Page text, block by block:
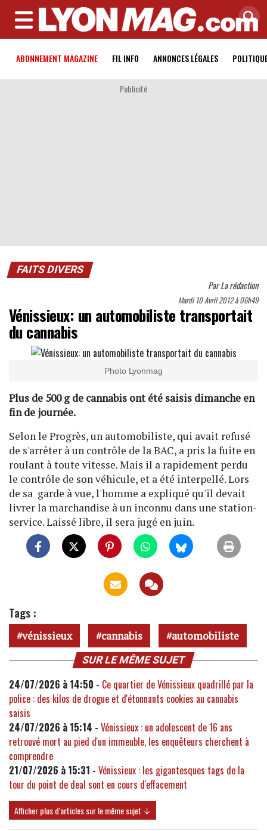
MENU
ABONNEMENT MAGAZINE FIL INFO ANNONCES LÉGALES
Publicité
FAITS DIVERS
ParLa rédaction
Mardi 10 Avril 2012 à 06h49
Vénissieux: un automobiliste transportait
du cannabis
Photo Lyonmag
Plus de 500 g de cannabis ont été saisis dimanche en
fin de journée.
Selon le Progrès, un automobiliste, qui avait refusé
de s'arrêter à un contrôle de la BAC, a pris la fuite en
roulant à toute vitesse. Mais il a rapidement perdu
le contrôle de son véhicule, et a été interpellé. Lors
de sa garde à vue, l'homme a expliqué qu'il devait
livrer la marchandise à un inconnu dans une station-
service. Laissé libre, il sera jugé en juin.
Tags :
vénissieux cannabis automobiliste
SUR LE MÊME SUJET
24/07/2026 à 14:50 - Ce quartier de Vénissieux quadrillé par la
police : des kilos de drogue et d'étonnants cookies au cannabis
saisis
24/07/2026 à 15:14 - Vénissieux : un adolescent de 16 ans
retrouvé mort au pied d'un immeuble, les enquêteurs cherchent à
comprendre
21/07/2026 à 15:31 - Vénissieux : les gigantesques tags de la
tour du point de deal sont en cours d'effacement
Afficher plus d'articles sur le même sujet ↓